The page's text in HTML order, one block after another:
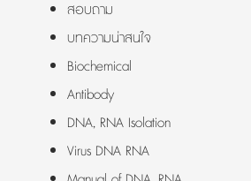
สอบถาม
บทความน่าสนใจ
Biochemical
Antibody
DNA, RNA Isolation
Virus DNA RNA